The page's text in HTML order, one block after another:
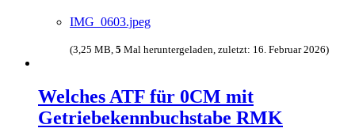
IMG_0603.jpeg
(3,25 MB, 5 Mal heruntergeladen, zuletzt: 16. Februar 2026)
Welches ATF für 0CM mit
Getriebekennbuchstabe RMK